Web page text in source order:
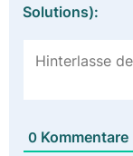
Solutions):
0 Kommentare